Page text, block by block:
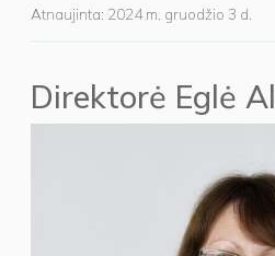
Atnaujinta: 2024 m. gruodžio 3 d.
Direktorė Eglė